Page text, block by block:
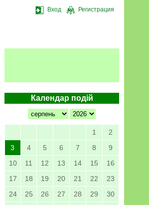
Вход Регистрация
Календар подій
1
2
3
4 5 6 7 8
9
10
11 12 13 14 15
16
17
18 19 20 21 22
23
24
25 26 27 28 29
30